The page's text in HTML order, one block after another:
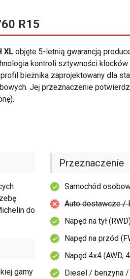
R15
XL objęte 5-letnią gwarancją
kontroli sztywności
bieżnika zaprojektowany dla
Jej przeznaczenie
do
gamy
Przeznaczenie
Samochód
Auto dostawcze /
Napęd na tył
Napęd na przód
Napęd 4x4 (AWD,
Diesel / benzyna /